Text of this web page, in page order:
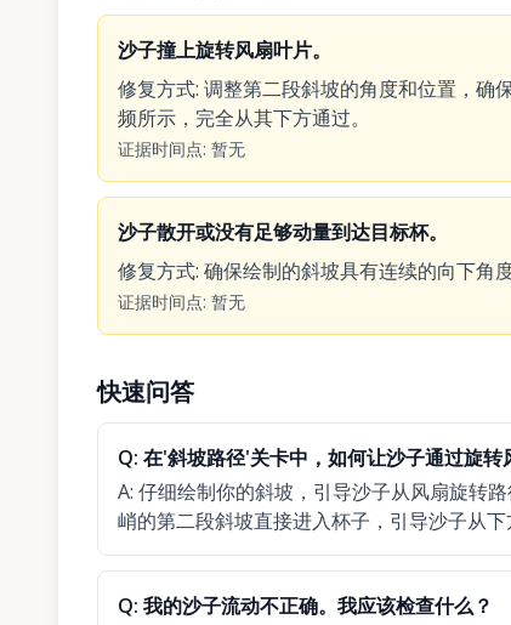
沙子撞上旋转风扇叶片。
修复方式: 调整第二段斜坡的角度和位置，确
频所示，完全从其下方通过。
证据时间点: 暂无
沙子散开或没有足够动量到达目标杯。
修复方式: 确保绘制的斜坡具有连续的向下角
证据时间点: 暂无
快速问答
Q: 在'斜坡路径'关卡中，如何让沙子通过旋转
A: 仔细绘制你的斜坡，引导沙子从风扇旋转
峭的第二段斜坡直接进入杯子，引导沙子从下
Q: 我的沙子流动不正确。我应该检查什么？